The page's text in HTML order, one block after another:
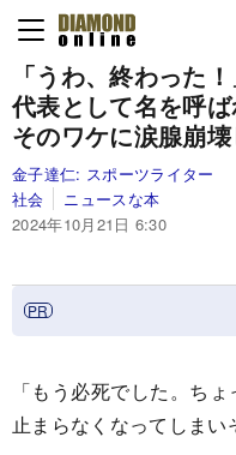
「うわ、終わった
代表として名を呼ば
そのワケに涙腺崩壊
金子達仁: スポーツライター
社会
ニュースな本
2024年10月21日 6:30
「もう必死でした。ち
止まらなくなってしまい